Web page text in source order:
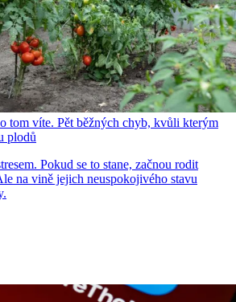
tom víte. Pět běžných chyb, kvůli kterým
plodů
Pokud se to stane, začnou rodit
na vině jejich neuspokojivého stavu